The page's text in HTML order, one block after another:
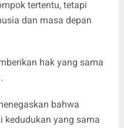
tertentu, tetapi
dan masa depan
hak yang sama
bahwa
kedudukan yang sama